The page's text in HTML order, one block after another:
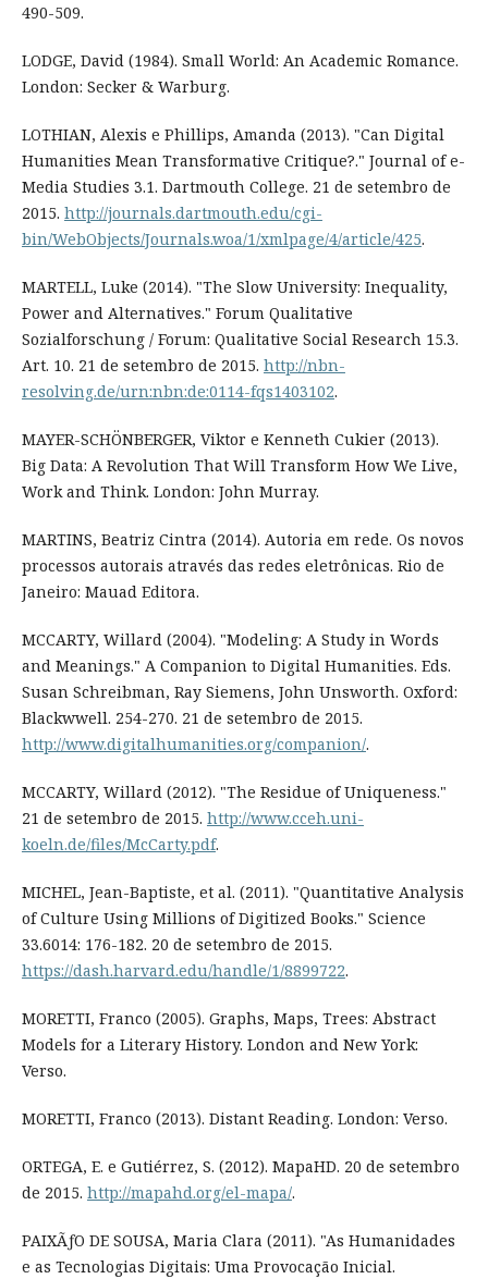
490-509.
LODGE, David (1984). Small World: An Academic Romance.
London: Secker & Warburg.
LOTHIAN, Alexis e Phillips, Amanda (2013). "Can Digital
Humanities Mean Transformative Critique?." Journal of e-
Media Studies 3.1. Dartmouth College. 21 de setembro de
2015. http://journals.dartmouth.edu/cgi-
bin/WebObjects/Journals.woa/1/xmlpage/4/article/425.
MARTELL, Luke (2014). "The Slow University: Inequality,
Power and Alternatives." Forum Qualitative
Sozialforschung / Forum: Qualitative Social Research 15.3.
Art. 10. 21 de setembro de 2015. http://nbn-
resolving.de/urn:nbn:de:0114-fqs1403102.
MAYER-SCHÖNBERGER, Viktor e Kenneth Cukier (2013).
Big Data: A Revolution That Will Transform How We Live,
Work and Think. London: John Murray.
MARTINS, Beatriz Cintra (2014). Autoria em rede. Os novos
processos autorais através das redes eletrônicas. Rio de
Janeiro: Mauad Editora.
MCCARTY, Willard (2004). "Modeling: A Study in Words
and Meanings." A Companion to Digital Humanities. Eds.
Susan Schreibman, Ray Siemens, John Unsworth. Oxford:
Blackwwell. 254-270. 21 de setembro de 2015.
http://www.digitalhumanities.org/companion/.
MCCARTY, Willard (2012). "The Residue of Uniqueness."
21 de setembro de 2015. http://www.cceh.uni-
koeln.de/files/McCarty.pdf.
MICHEL, Jean-Baptiste, et al. (2011). "Quantitative Analysis
of Culture Using Millions of Digitized Books." Science
33.6014: 176-182. 20 de setembro de 2015.
https://dash.harvard.edu/handle/1/8899722.
MORETTI, Franco (2005). Graphs, Maps, Trees: Abstract
Models for a Literary History. London and New York:
Verso.
MORETTI, Franco (2013). Distant Reading. London: Verso.
ORTEGA, E. e Gutiérrez, S. (2012). MapaHD. 20 de setembro
de 2015. http://mapahd.org/el-mapa/.
PAIXÃƒO DE SOUSA, Maria Clara (2011). "As Humanidades
e as Tecnologias Digitais: Uma Provocação Inicial.